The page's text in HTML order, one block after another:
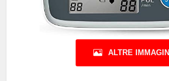
ALTRE IMMAGINI